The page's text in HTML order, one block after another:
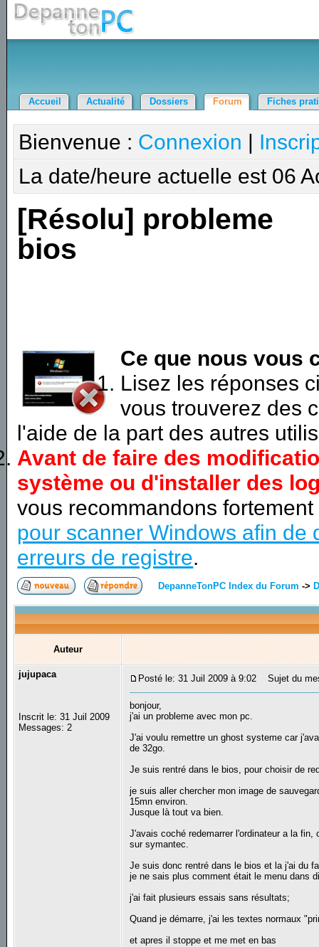
Accueil Actualité Dossiers Forum Fiches
Bienvenue : Connexion |
La date/heure actuelle est 06
[Résolu] probleme
bios
Ce que nous vous
Lisez les réponses
vous trouverez des
l'aide de la part des autres
Avant de faire des
système ou d'installer des
vous recommandons
pour scanner Windows afin de
erreurs de registre.
DepanneTonPC Index du Forum ->
Auteur
jujupaca
Inscrit le: 31 Juil 2009
Messages: 2
Posté le: 31 Juil 2009 à 9:02 Sujet du
bonjour,
j'ai un probleme avec mon pc.
J'ai voulu remettre un ghost systeme car
de 32go.
Je suis rentré dans le bios, pour choisir de
je suis aller chercher mon image de
15mn environ.
Jusque là tout va bien.
J'avais coché redemarrer l'ordinateur a la
sur symantec.
Je suis donc rentré dans le bios et la j'ai du
je ne sais plus comment était le menu dans
j'ai fait plusieurs essais sans résultats;
Quand je démarre, j'ai les textes normaux
et apres il stoppe et me met en bas